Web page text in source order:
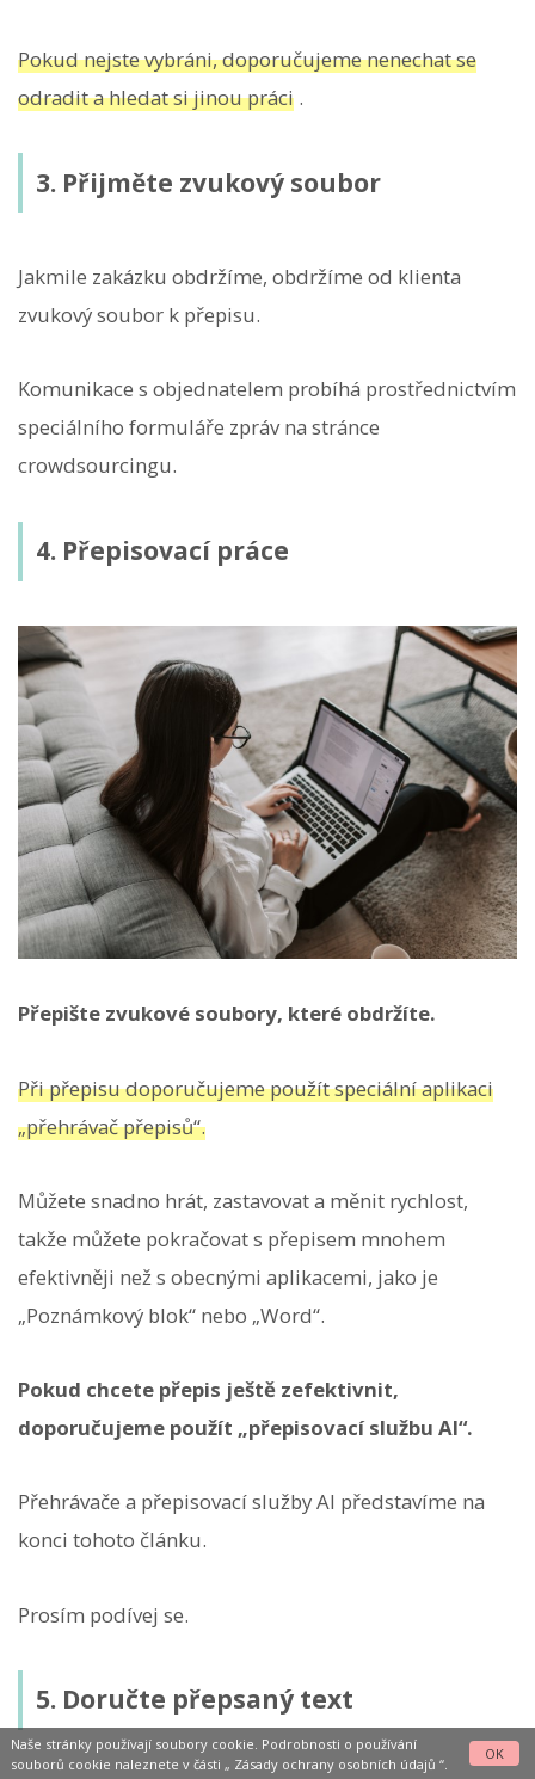
Pokud nejste vybráni, doporučujeme nenechat se
odradit a hledat si jinou práci .
3. Přijměte zvukový soubor
Jakmile zakázku obdržíme, obdržíme od klienta
zvukový soubor k přepisu.
Komunikace s objednatelem probíhá prostřednictvím
speciálního formuláře zpráv na stránce
crowdsourcingu.
4. Přepisovací práce
Přepište zvukové soubory, které obdržíte.
Při přepisu doporučujeme použít speciální aplikaci
„přehrávač přepisů“.
Můžete snadno hrát, zastavovat a měnit rychlost,
takže můžete pokračovat s přepisem mnohem
efektivněji než s obecnými aplikacemi, jako je
„Poznámkový blok“ nebo „Word“.
Pokud chcete přepis ještě zefektivnit,
doporučujeme použít „přepisovací službu AI“.
Přehrávače a přepisovací služby AI představíme na
konci tohoto článku.
Prosím podívej se.
5. Doručte přepsaný text
Naše stránky používají soubory cookie. Podrobnosti o používání
souborů cookie naleznete v části „ Zásady ochrany osobních údajů “.
OK